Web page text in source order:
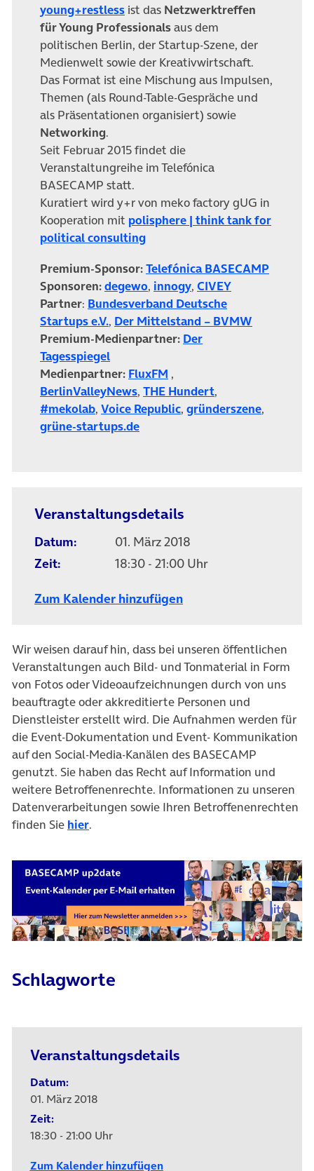
young+restless(öffnet in neuem Tab)
ist das Netzwerktreffen
für Young Professionalsaus dem
politischen Berlin, der Startup-Szene, der
Medienwelt sowie der Kreativwirtschaft.
Das Format ist eine Mischung aus Impulsen,
Themen (als Round-Table-Gespräche und
als Präsentationen organisiert) sowie
Networking.
Seit Februar 2015 findet die
Veranstaltungreihe im Telefónica
BASECAMP statt.
Kuratiert wird y+r von meko factory gUG in
Kooperation mit polisphere | think tank for
political consulting
Premium-Sponsor:Telefónica BASECAMP
Sponsoren:degewo, innogy, CIVEY
Partner: Bundesverband Deutsche
Startups e.V., Der Mittelstand – BVMW
Premium-Medienpartner: Der
Tagesspiegel
Medienpartner: FluxFM ,
BerlinValleyNews, THE Hundert,
#mekolab, Voice Republic, gründerszene,
grüne-startups.de
Veranstaltungsdetails
Datum:
01. März 2018
Zeit:
18:30 - 21:00 Uhr
Zum Kalender hinzufügen
Wir weisen darauf hin, dass bei unseren öffentlichen
Veranstaltungen auch Bild- und Tonmaterial in Form
von Fotos oder Videoaufzeichnungen durch von uns
beauftragte oder akkreditierte Personen und
Dienstleister erstellt wird. Die Aufnahmen werden für
die Event-Dokumentation und Event- Kommunikation
auf den Social-Media-Kanälen des BASECAMP
genutzt. Sie haben das Recht auf Information und
weitere Betroffenenrechte. Informationen zu unseren
Datenverarbeitungen sowie Ihren Betroffenenrechten
finden Sie hier.
Schlagworte
Veranstaltungsdetails
Datum:
01. März 2018
Zeit:
18:30 - 21:00 Uhr
Zum Kalender hinzufügen